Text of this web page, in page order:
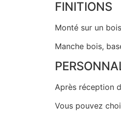
FINITIONS
Monté sur un
Manche bois,
Après réception
Vous pouvez